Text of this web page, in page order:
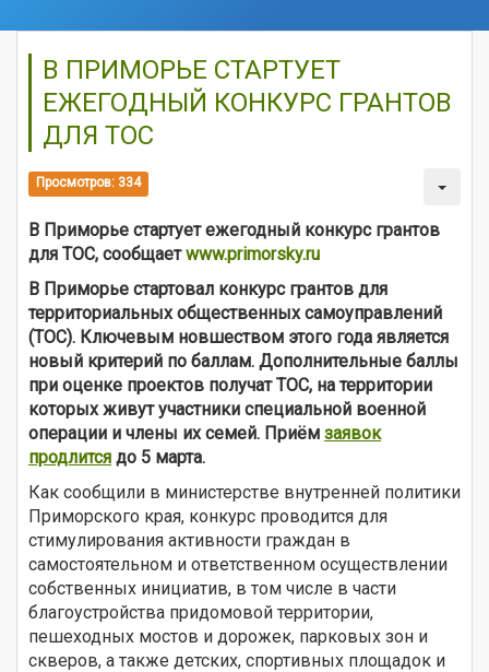
В ПРИМОРЬЕ СТАРТУЕТ
ЕЖЕГОДНЫЙ КОНКУРС ГРАНТОВ
ДЛЯ ТОС
Просмотров: 334
В Приморье стартует ежегодный конкурс грантов
для ТОС, сообщаетwww.primorsky.ru
В Приморье стартовал конкурс грантов для
территориальных общественных самоуправлений
(ТОС). Ключевым новшеством этого года является
новый критерий по баллам. Дополнительные баллы
при оценке проектов получат ТОС, на территории
которых живут участники специальной военной
операции и члены их семей. Приём заявок
продлится до 5 марта.
Как сообщили в министерстве внутренней политики
Приморского края, конкурс проводится для
стимулирования активности граждан в
самостоятельном и ответственном осуществлении
собственных инициатив, в том числе в части
благоустройства придомовой территории,
пешеходных мостов и дорожек, парковых зон и
скверов, а также детских, спортивных площадок и